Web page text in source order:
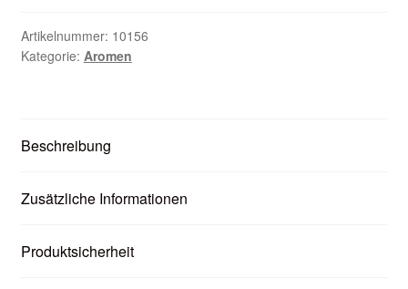
Nikotintabelle
Artikelnummer: 10156
Kategorie: Aromen
Beschreibung
Zusätzliche Informationen
Produktsicherheit